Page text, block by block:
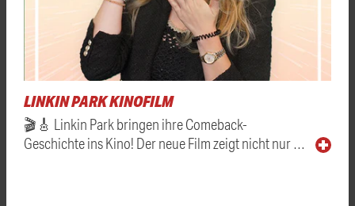
LINKIN PARK KINOFILM
🎬🎸 Linkin Park bringen ihre Comeback-
Geschichte ins Kino! Der neue Film zeigt nicht nur …